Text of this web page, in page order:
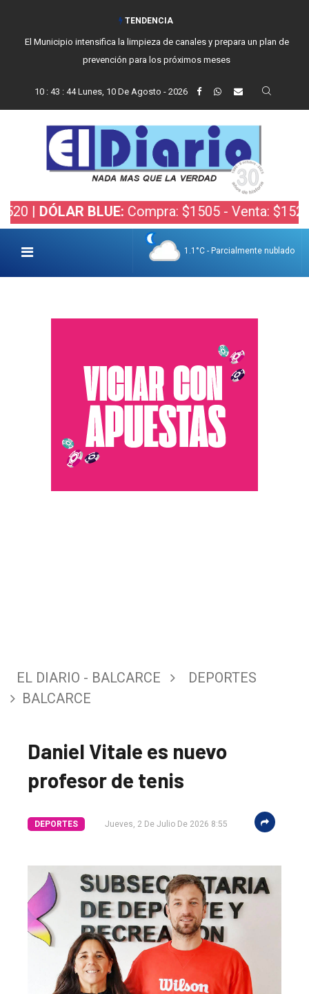
TENDENCIA
El Municipio intensifica la limpieza de canales y prepara un plan de
prevención para los próximos meses
10 : 43 : 45 Lunes, 10 De Agosto - 2026
BLUE: Compra: $1505 - Venta: $1525 |
1.1°C - Parcialmente nublado
El
DIARIO
Balcarce
Inicio
Tendencia
EL DIARIO - BALCARCE
DEPORTES
BALCARCE
Daniel Vitale es nuevo
profesor de tenis
DEPORTES Jueves, 2 De Julio De 2026 8:55